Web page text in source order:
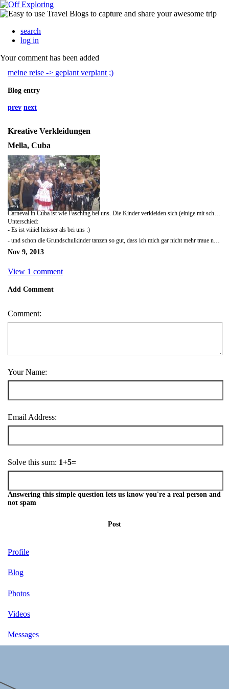
search
log in
Your comment has been added
meine reise -> geplant verplant ;)
Blog entry
prev next
Kreative Verkleidungen
Mella, Cuba
Unterschied:
- Es ist viiiiel heisser als bei uns :)
- und schon die Grundschulkinder tanzen so gut, dass ich mich gar nicht mehr traue nur einen Fuss zu bewegen....
Nov 9, 2013
View 1 comment
Add Comment
Comment:
Your Name:
Email Address:
Solve this sum: 1+5=
Answering this simple question lets us know you're a real person and
not spam
Post
Profile
Blog
Photos
Videos
Messages